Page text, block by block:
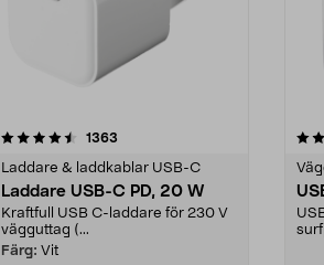
1363
Laddare & laddkablar USB-C
Laddare USB-C PD, 20 W
Kraftfull USB C-laddare för 230 V
vägguttag (...
Färg: Vit
4.5 av 5 stjärnor